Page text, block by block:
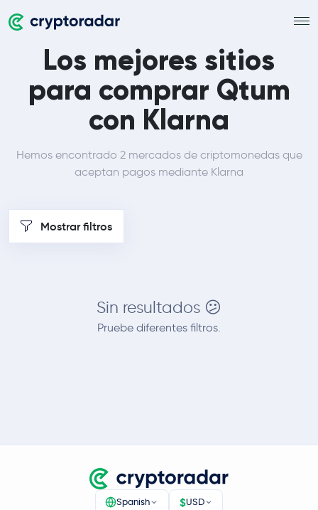
Los mejores sitios
para comprar Qtum
con Klarna
Hemos encontrado 2 mercados de criptomonedas que
aceptan pagos mediante Klarna
Mostrar filtros
Sin resultados 😕
Pruebe diferentes filtros.
Spanish $USD